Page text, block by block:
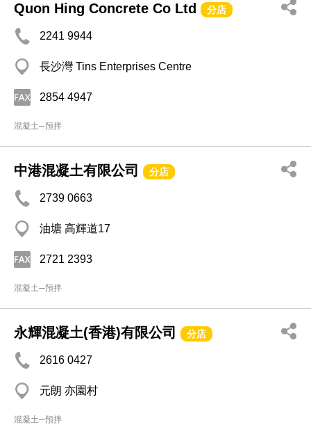
Quon Hing Concrete Co Ltd 分店
2241 9944
長沙灣 Tins Enterprises Centre
2854 4947
混凝土─預拌
中港混凝土有限公司 分店
2739 0663
油塘 高輝道17
2721 2393
混凝土─預拌
永輝混凝土(香港)有限公司 分店
2616 0427
元朗 亦園村
混凝土─預拌